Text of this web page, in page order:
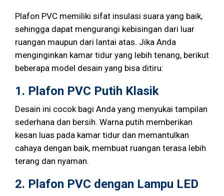
Plafon PVC memiliki sifat insulasi suara yang baik,
sehingga dapat mengurangi kebisingan dari luar
ruangan maupun dari lantai atas. Jika Anda
menginginkan kamar tidur yang lebih tenang, berikut
beberapa model desain yang bisa ditiru:
1. Plafon PVC Putih Klasik
Desain ini cocok bagi Anda yang menyukai tampilan
sederhana dan bersih. Warna putih memberikan
kesan luas pada kamar tidur dan memantulkan
cahaya dengan baik, membuat ruangan terasa lebih
terang dan nyaman.
2. Plafon PVC dengan Lampu LED